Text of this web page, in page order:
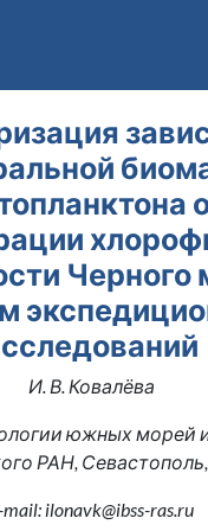
Черного
И. В. Ковалёва
южных морей
РАН,
mail: ilonavk@ibss-ras.ru